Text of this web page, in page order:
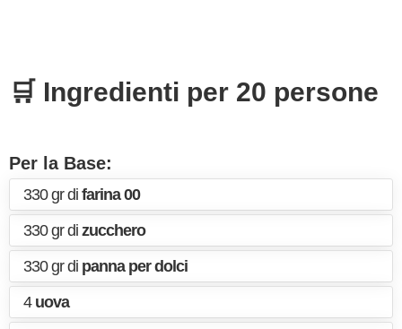
🛒 Ingredienti per 20 persone
Per la Base:
330 gr di farina 00
330 gr di zucchero
330 gr di panna per dolci
4 uova